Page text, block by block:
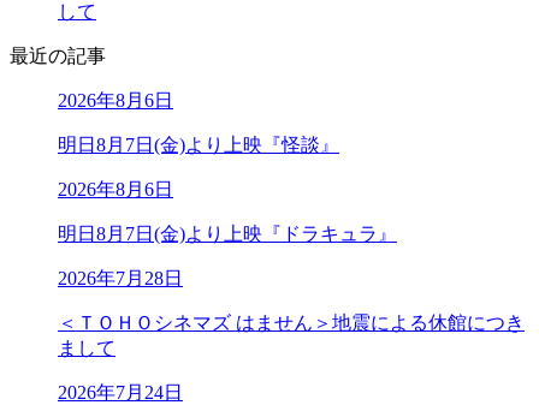
して
最近の記事
2026年8月6日
明日8月7日(金)より上映『怪談』
2026年8月6日
明日8月7日(金)より上映『ドラキュラ』
2026年7月28日
＜ＴＯＨＯシネマズ はません＞地震による休館につき
まして
2026年7月24日